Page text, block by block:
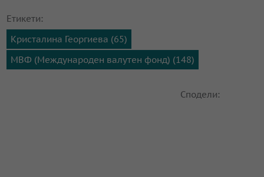
Етикети:
Кристалина Георгиева (65)
МВФ (Международен валутен фонд) (148)
Сподели: